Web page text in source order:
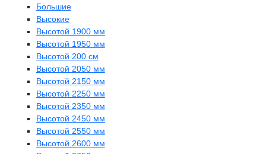
Большие
Высокие
Высотой 1900 мм
Высотой 1950 мм
Высотой 200 см
Высотой 2050 мм
Высотой 2150 мм
Высотой 2250 мм
Высотой 2350 мм
Высотой 2450 мм
Высотой 2550 мм
Высотой 2600 мм